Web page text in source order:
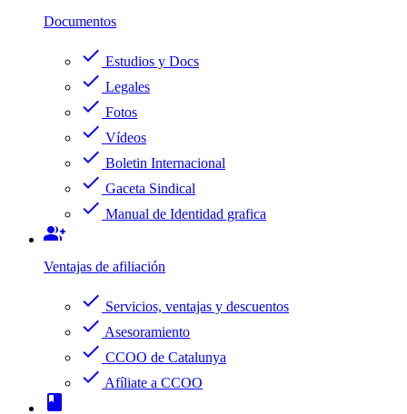
Documentos
check Estudios y Docs
check Legales
check Fotos
check Vídeos
check Boletin Internacional
check Gaceta Sindical
check Manual de Identidad grafica
group_add
Ventajas de afiliación
check Servicios, ventajas y descuentos
check Asesoramiento
check CCOO de Catalunya
check Afíliate a CCOO
book